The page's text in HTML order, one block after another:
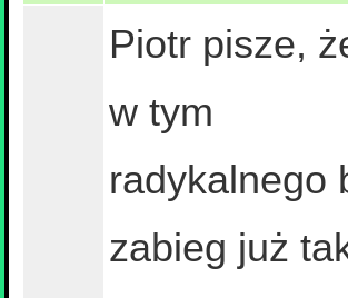
Piotr pisze,
w tym
radykalnego
zabieg już